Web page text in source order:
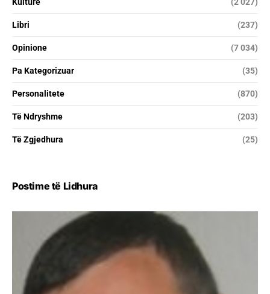
Libri (237)
Opinione (7 034)
Pa Kategorizuar (35)
Personalitete (870)
Të Ndryshme (203)
Të Zgjedhura (25)
Postime të Lidhura